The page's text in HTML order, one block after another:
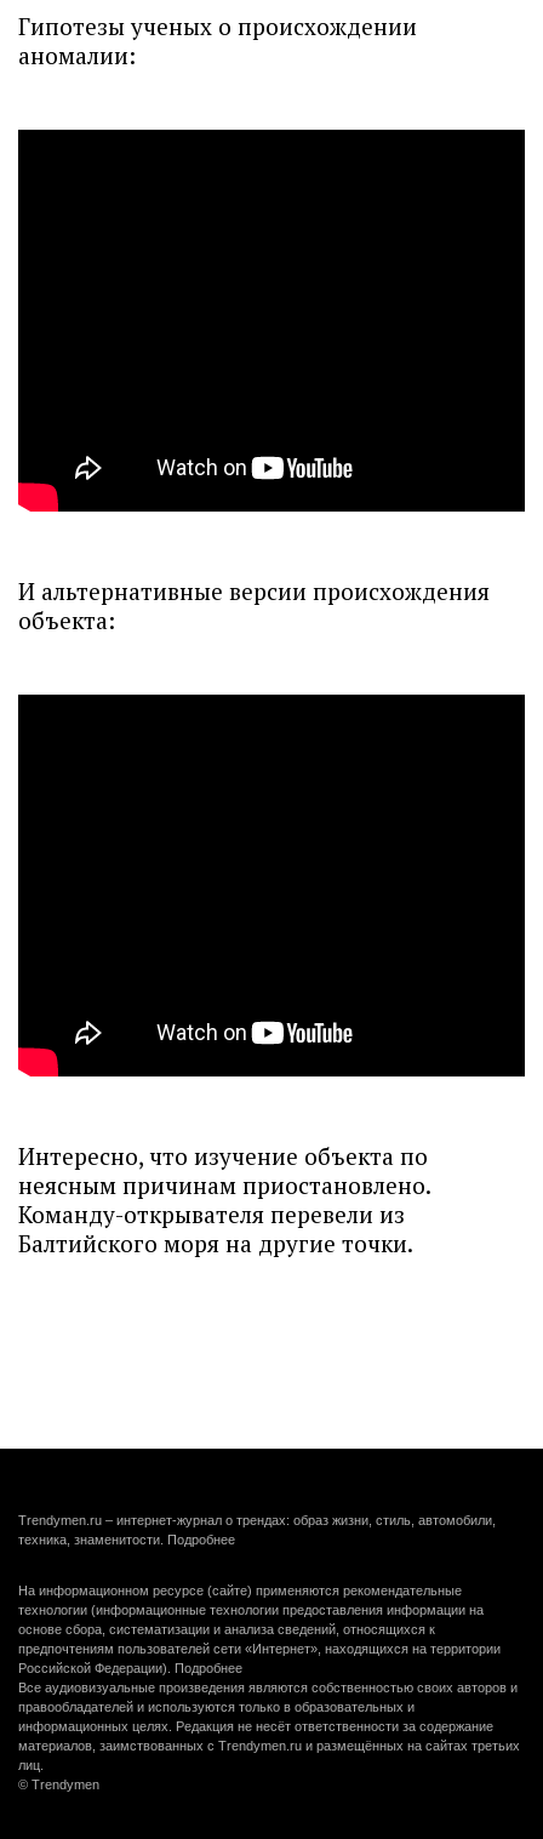
Гипотезы ученых о происхождении
аномалии:
И альтернативные версии происхождения
объекта:
Интересно, что изучение объекта по
неясным причинам приостановлено.
Команду-открывателя перевели из
Балтийского моря на другие точки.
Trendymen.ru – интернет-журнал о трендах: образ жизни, стиль, автомобили,
техника, знаменитости. Подробнее
На информационном ресурсе (сайте) применяются рекомендательные
технологии (информационные технологии предоставления информации на
основе сбора, систематизации и анализа сведений, относящихся к
предпочтениям пользователей сети «Интернет», находящихся на территории
Российской Федерации). Подробнее
Все аудиовизуальные произведения являются собственностью своих авторов и
правообладателей и используются только в образовательных и
информационных целях. Редакция не несёт ответственности за содержание
материалов, заимствованных с Trendymen.ru и размещённых на сайтах третьих
лиц.
© Trendymen